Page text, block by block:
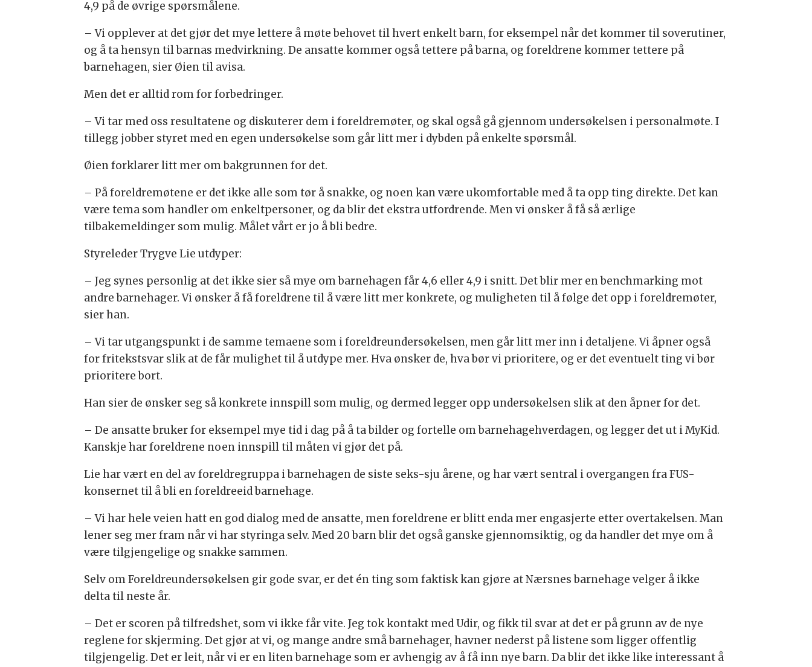
4,9 på de øvrige spørsmålene.
– Vi opplever at det gjør det mye lettere å møte behovet til hvert enkelt barn, for eksempel når det kommer til soverutiner,
og å ta hensyn til barnas medvirkning. De ansatte kommer også tettere på barna, og foreldrene kommer tettere på
barnehagen, sier Øien til avisa.
Men det er alltid rom for forbedringer.
– Vi tar med oss resultatene og diskuterer dem i foreldremøter, og skal også gå gjennom undersøkelsen i personalmøte. I
tillegg jobber styret med en egen undersøkelse som går litt mer i dybden på enkelte spørsmål.
Øien forklarer litt mer om bakgrunnen for det.
– På foreldremøtene er det ikke alle som tør å snakke, og noen kan være ukomfortable med å ta opp ting direkte. Det kan
være tema som handler om enkeltpersoner, og da blir det ekstra utfordrende. Men vi ønsker å få så ærlige
tilbakemeldinger som mulig. Målet vårt er jo å bli bedre.
Styreleder Trygve Lie utdyper:
– Jeg synes personlig at det ikke sier så mye om barnehagen får 4,6 eller 4,9 i snitt. Det blir mer en benchmarking mot
andre barnehager. Vi ønsker å få foreldrene til å være litt mer konkrete, og muligheten til å følge det opp i foreldremøter,
sier han.
– Vi tar utgangspunkt i de samme temaene som i foreldreundersøkelsen, men går litt mer inn i detaljene. Vi åpner også
for fritekstsvar slik at de får mulighet til å utdype mer. Hva ønsker de, hva bør vi prioritere, og er det eventuelt ting vi bør
prioritere bort.
Han sier de ønsker seg så konkrete innspill som mulig, og dermed legger opp undersøkelsen slik at den åpner for det.
– De ansatte bruker for eksempel mye tid i dag på å ta bilder og fortelle om barnehagehverdagen, og legger det ut i MyKid.
Kanskje har foreldrene noen innspill til måten vi gjør det på.
Lie har vært en del av foreldregruppa i barnehagen de siste seks-sju årene, og har vært sentral i overgangen fra FUS-
konsernet til å bli en foreldreeid barnehage.
– Vi har hele veien hatt en god dialog med de ansatte, men foreldrene er blitt enda mer engasjerte etter overtakelsen. Man
lener seg mer fram når vi har styringa selv. Med 20 barn blir det også ganske gjennomsiktig, og da handler det mye om å
være tilgjengelige og snakke sammen.
Selv om Foreldreundersøkelsen gir gode svar, er det én ting som faktisk kan gjøre at Nærsnes barnehage velger å ikke
delta til neste år.
– Det er scoren på tilfredshet, som vi ikke får vite. Jeg tok kontakt med Udir, og fikk til svar at det er på grunn av de nye
reglene for skjerming. Det gjør at vi, og mange andre små barnehager, havner nederst på listene som ligger offentlig
tilgjengelig. Det er leit, når vi er en liten barnehage som er avhengig av å få inn nye barn. Da blir det ikke like interessant å